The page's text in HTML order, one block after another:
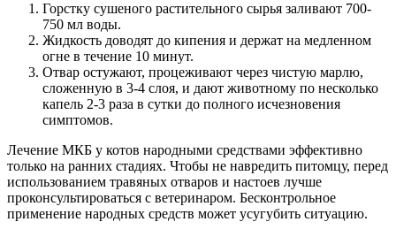
Горстку сушеного растительного сырья заливают 700-
750 мл воды.
Жидкость доводят до кипения и держат на медленном
огне в течение 10 минут.
Отвар остужают, процеживают через чистую марлю,
сложенную в 3-4 слоя, и дают животному по несколько
капель 2-3 раза в сутки до полного исчезновения
симптомов.
Лечение МКБ у котов народными средствами эффективно
только на ранних стадиях. Чтобы не навредить питомцу, перед
использованием травяных отваров и настоев лучше
проконсультироваться с ветеринаром. Бесконтрольное
применение народных средств может усугубить ситуацию.